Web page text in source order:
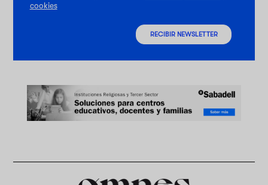
cookies
RECIBIR NEWSLETTER